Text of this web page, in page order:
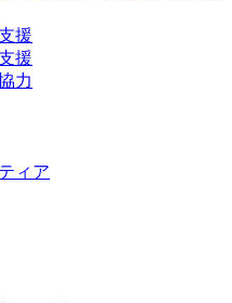
援
援
力
ィア